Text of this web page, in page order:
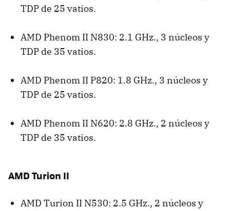
TDP de 25 vatios.
AMD Phenom II N830: 2.1 GHz., 3 núcleos y
TDP de 35 vatios.
AMD Phenom II P820: 1.8 GHz., 3 núcleos y
TDP de 25 vatios.
AMD Phenom II N620: 2.8 GHz., 2 núcleos y
TDP de 35 vatios.
AMDTurion II
AMD Turion II N530: 2.5 GHz., 2 núcleos y